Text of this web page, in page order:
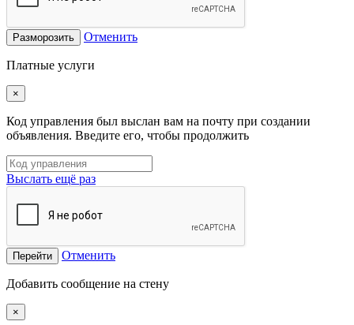
Разморозить Отменить
Платные услуги
×
Код управления был выслан вам на почту при создании
объявления. Введите его, чтобы продолжить
Выслать ещё раз
Перейти Отменить
Добавить сообщение на стену
×